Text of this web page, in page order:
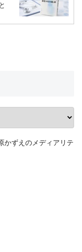
ずえのメディアリテ